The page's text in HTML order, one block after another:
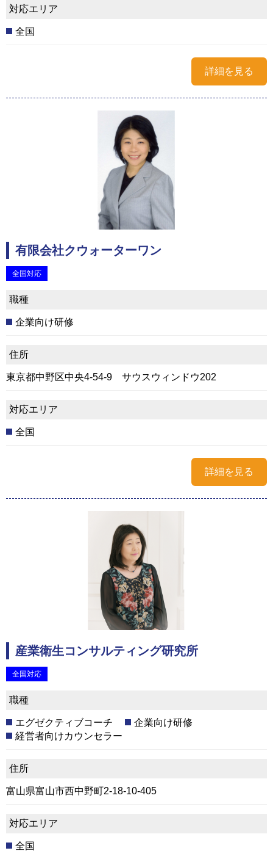
対応エリア
全国
詳細を見る
有限会社クウォーターワン
全国対応
職種
企業向け研修
住所
東京都中野区中央4-54-9 サウスウィンドウ202
対応エリア
全国
詳細を見る
産業衛生コンサルティング研究所
全国対応
職種
エグゼクティブコーチ
企業向け研修
経営者向けカウンセラー
住所
富山県富山市西中野町2-18-10-405
対応エリア
全国